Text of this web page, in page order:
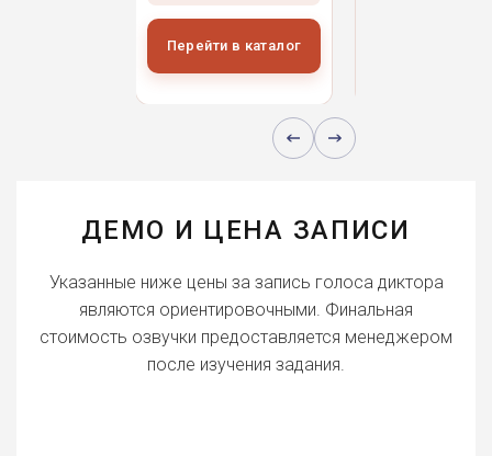
Перейти в каталог
ДЕМО И ЦЕНА ЗАПИСИ
Указанные ниже цены за запись голоса диктора
являются ориентировочными. Финальная
стоимость озвучки предоставляется менеджером
после изучения задания.